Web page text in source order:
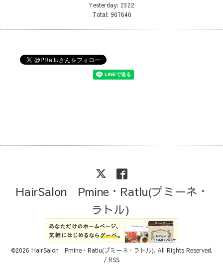
Yesterday: 2322
Total: 907640
HairSalon Pmine・Ratlu(プミーネ・
ラトル)
©2026 HairSalon Pmine・Ratlu(プミーネ・ラトル). All Rights Reserved.
/ RSS